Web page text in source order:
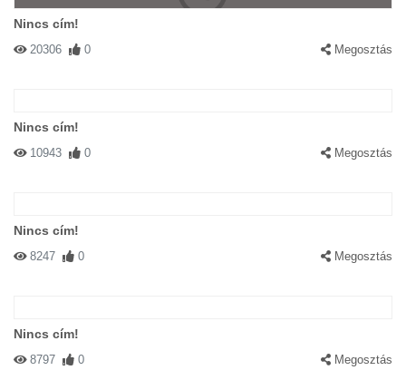
Nincs cím!
20306 0 Megosztás
Nincs cím!
10943 0 Megosztás
Nincs cím!
8247 0 Megosztás
Nincs cím!
8797 0 Megosztás